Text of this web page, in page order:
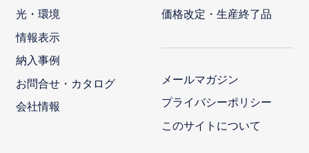
光・環境
情報表示
納入事例
お問合せ・カタログ
会社情報
価格改定・生産終了品
メールマガジン
プライバシーポリシー
このサイトについて